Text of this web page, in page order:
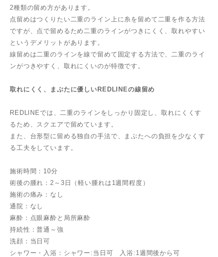
2種類の留め方があります。
点留めはつくりたい二重のライン上に糸を留めて二重を作る方法
ですが、点で留めるため二重のラインがつきにくく、取れやすい
というデメリットがあります。
線留めは二重のラインを線で留めて固定する方法で、二重のライ
ンがつきやすく、取れにくいのが特徴です。
取れにくく、まぶたに優しいREDLINEの線留め
REDLINEでは、二重のラインをしっかり固定し、取れにくくす
るため、スクエアで留めています。
また、台形型に留める独自の手法で、まぶたへの負担を少なくす
る工夫をしています。
施術時間：10分
術後の腫れ：2～3日（軽い腫れは1週間程度）
施術の痛み：なし
通院：なし
麻酔：点眼麻酔と局所麻酔
持続性：普通～強
洗顔：当日可
シャワー・入浴：シャワー:当日可 入浴:1週間後から可